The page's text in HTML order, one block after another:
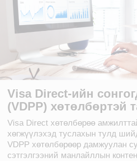
Visa Direct-ийн
(VDPP) хөтөлбөртэй
Visa Direct хөтөлбөрөө
хөгжүүлэхэд туслахын тулд
VDPP хөтөлбөрөөр дамжуулан
сэтгэлгээний манлайллын